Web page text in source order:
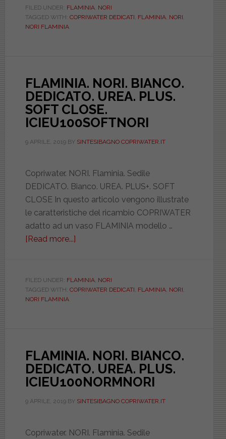
BIANCO.
DEDICATO.
FILED UNDER: FLAMINIA, NORI
TAGGED WITH: COPRIWATER DEDICATI FLAMINIA, NORI
NORI FLAMINIA
FLAMINIA. NORI. BIANCO.
DEDICATO. UREA. PLUS.
SOFT CLOSE.
ICIEU100SOFTNORI
9 APRILE, 2019BY SINTESIBAGNO COPRIWATER.IT
Copriwater. NORI. Flaminia. Sedile
DEDICATO. Bianco. UREA. PLUS+. SOFT
CLOSE In questo articolo vengono illustrate
le caratteristiche del ricambio COPRIWATER
adatto ad un vaso FLAMINIA modello …
[Read more...]
BIANCO.
DEDICATO.
ICIEU100SOFTNORI
FILED UNDER: FLAMINIA, NORI
TAGGED WITH: COPRIWATER DEDICATI FLAMINIA, NORI
NORI FLAMINIA
FLAMINIA. NORI. BIANCO.
DEDICATO. UREA. PLUS.
ICIEU100NORMNORI
9 APRILE, 2019BY SINTESIBAGNO COPRIWATER.IT
Copriwater. NORI. Flaminia. Sedile